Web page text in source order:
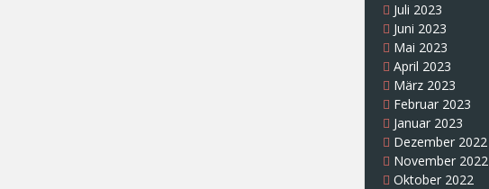
Juli 2023
Juni 2023
Mai 2023
April 2023
März 2023
Februar 2023
Januar 2023
Dezember 2022
November 2022
Oktober 2022